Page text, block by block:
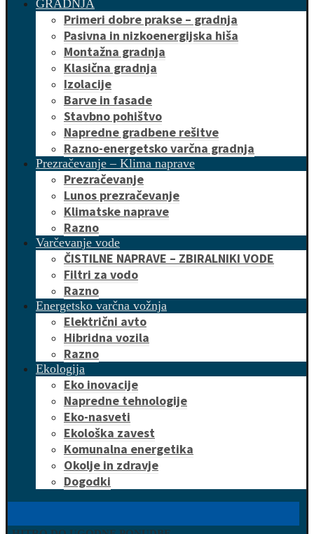
GRADNJA
Primeri dobre prakse – gradnja
Pasivna in nizkoenergijska hiša
Montažna gradnja
Klasična gradnja
Izolacije
Barve in fasade
Stavbno pohištvo
Napredne gradbene rešitve
Razno-energetsko varčna gradnja
Prezračevanje – Klima naprave
Prezračevanje
Lunos prezračevanje
Klimatske naprave
Razno
Varčevanje vode
ČISTILNE NAPRAVE – ZBIRALNIKI VODE
Filtri za vodo
Razno
Energetsko varčna vožnja
Električni avto
Hibridna vozila
Razno
Ekologija
Eko inovacije
Napredne tehnologije
Eko-nasveti
Ekološka zavest
Komunalna energetika
Okolje in zdravje
Dogodki